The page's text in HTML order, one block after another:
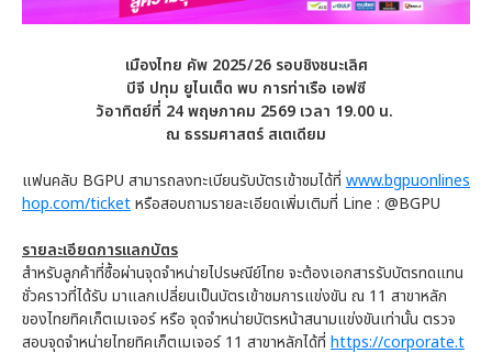
เมืองไทย คัพ 2025/26 รอบชิงชนะเลิศ
บีจี ปทุม ยูไนเต็ด พบ การท่าเรือ เอฟซี
วัอาทิตย์ที่ 24 พฤษภาคม 2569 เวลา 19.00 น.
ณ ธรรมศาสตร์ สเตเดียม
แฟนคลับ BGPU สามารถลงทะเบียนรับบัตรเข้าชมได้ที่ www.bgpuonlines
hop.com/ticketหรือสอบถามรายละเอียดเพิ่มเติมที่ Line : @BGPU
รายละเอียดการแลกบัตร
สำหรับลูกค้าที่ซื้อผ่านจุดจำหน่ายไปรษณีย์ไทย จะต้องเอกสารรับบัตรทดแทน
ชั่วคราวที่ได้รับ มาแลกเปลี่ยนเป็นบัตรเข้าชมการแข่งขัน ณ 11 สาขาหลัก
ของไทยทิคเก็ตเมเจอร์ หรือ จุดจำหน่ายบัตรหน้าสนามแข่งขันเท่านั้น ตรวจ
สอบจุดจำหน่ายไทยทิคเก็ตเมเจอร์ 11 สาขาหลักได้ที่ https://corporate.t